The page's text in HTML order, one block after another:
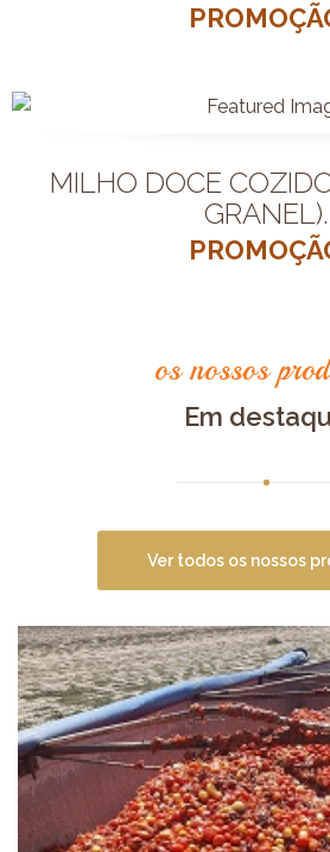
MILHO DOCE
GRANEL).
os nossos
Em
Ver todos os nossos